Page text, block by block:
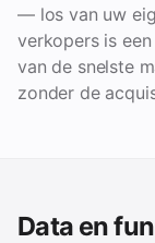
— los van uw
verkopers is
van de snelste
zonder de
Data en